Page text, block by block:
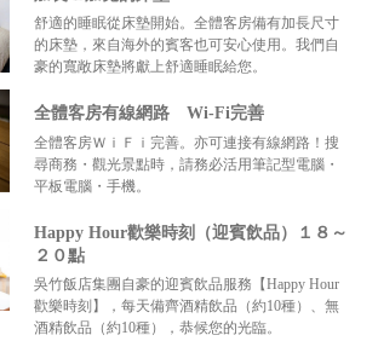
舒適的睡眠從床墊開始。全體客房備有加長尺寸
的床墊，來自海外的賓客也可安心使用。我們自
豪的寬敞床墊將獻上舒適睡眠給您。
全體客房有線網路 Wi-Fi完善
全體客房ＷｉＦｉ完善。亦可連接有線網路！搜
尋商務・觀光景點時，請務必活用筆記型電腦・
平板電腦・手機。
Happy Hour歡樂時刻（迎賓飲品）１８～
２０點
吳竹飯店集團自豪的迎賓飲品服務【Happy Hour
歡樂時刻】，每天備齊酒精飲品（約10種）、無
酒精飲品（約10種），恭候您的光臨。